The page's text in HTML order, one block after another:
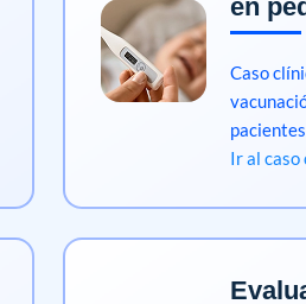
en
Caso
Ir al